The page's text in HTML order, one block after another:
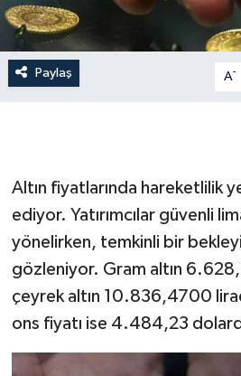
Paylaş A-
Altın fiyatlarında hareketlilik
ediyor. Yatırımcılar güvenli
yönelirken, temkinli bir
gözleniyor. Gram altın
çeyrek altın 10.836,4700
ons fiyatı ise 4.484,23